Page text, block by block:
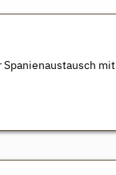
Spanienaustausch mit